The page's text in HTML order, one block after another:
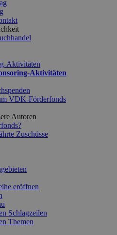
Aktivitäten
Aktivitäten
VDK-Förderfonds
Autoren
Zuschüsse
eröffnen
Schlagzeilen
Themen